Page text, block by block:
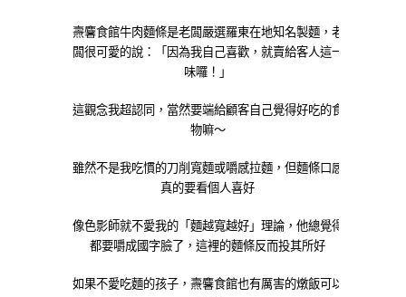
燾麘食館牛肉麵條是老闆嚴選羅東在地知名製麵，老
闆很可愛的說：「因為我自己喜歡，就賣給客人這一
味囉！」
這觀念我超認同，當然要端給顧客自己覺得好吃的食
物嘛～
雖然不是我吃慣的刀削寬麵或嚼感拉麵，但麵條口感
真的要看個人喜好
像色影師就不愛我的「麵越寬越好」理論，他總覺得
都要嚼成國字臉了，這裡的麵條反而投其所好
如果不愛吃麵的孩子，燾麘食館也有厲害的燉飯可以